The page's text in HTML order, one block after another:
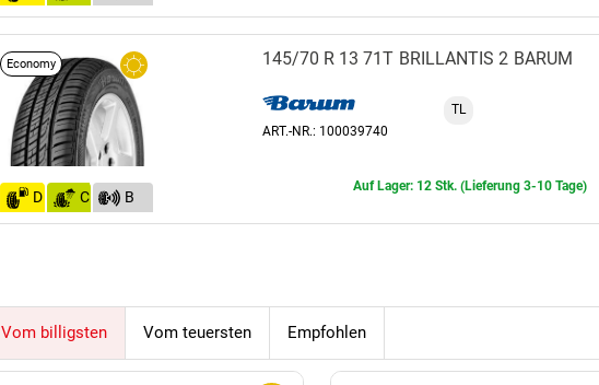
(70)
Economy
D C
B
(70)
BARUM
BRILLANTIS 2
145/70 R 13 71T
ART.-NR.: 100039740
TL
Auf Lager: 12 Stk. (Lieferung 3-10 Tage)
Vom billigsten Vom teuersten Empfohlen